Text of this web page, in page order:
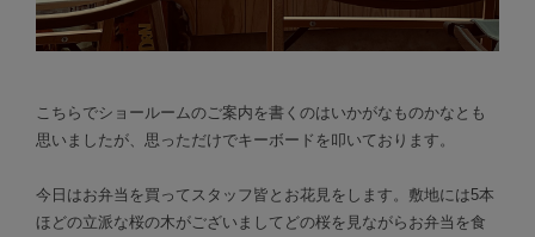
こちらでショールームのご案内を書くのはいかがなものかなとも
思いましたが、思っただけでキーボードを叩いております。
今日はお弁当を買ってスタッフ皆とお花見をします。敷地には5本
ほどの立派な桜の木がございましてどの桜を見ながらお弁当を食